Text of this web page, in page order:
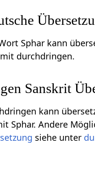
Sphar kann
durchdringen.
Sanskrit
kann
Sphar. Andere
siehe unter